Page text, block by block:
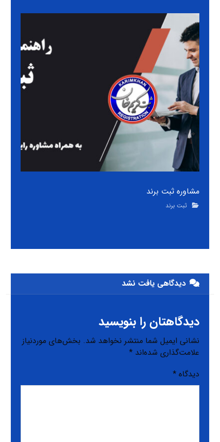
مشاوره ثبت برند
ثبت برند
دیدگاهی یافت نشد
دیدگاهتان را بنویسید
نشانی ایمیل شما منتشر نخواهد شد. بخش‌های موردنیاز
علامت‌گذاری شده‌اند*
دیدگاه*